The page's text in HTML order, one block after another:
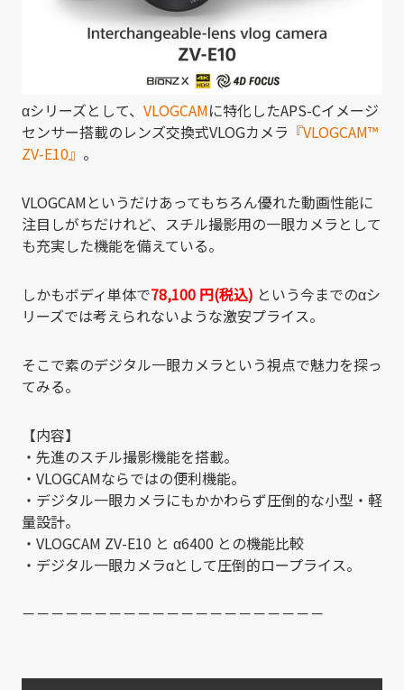
αシリーズとして、 VLOGCAMに特化したAPS-Cイメージ
センサー搭載のレンズ交換式VLOGカメラ 『VLOGCAM™
ZV-E10』 。
VLOGCAMというだけあってもちろん優れた動画性能に
注目しがちだけれど、スチル撮影用の一眼カメラとして
も充実した機能を備えている。
しかもボディ単体で78,100 円(税込) という今までのαシ
リーズでは考えられないような激安プライス。
そこで素のデジタル一眼カメラという視点で魅力を探っ
てみる。
【内容】
・先進のスチル撮影機能を搭載。
・VLOGCAMならではの便利機能。
・デジタル一眼カメラにもかかわらず圧倒的な小型・軽
量設計。
・VLOGCAM ZV-E10 と α6400 との機能比較
・デジタル一眼カメラαとして圧倒的ロープライス。
－－－－－－－－－－－－－－－－－－－－－